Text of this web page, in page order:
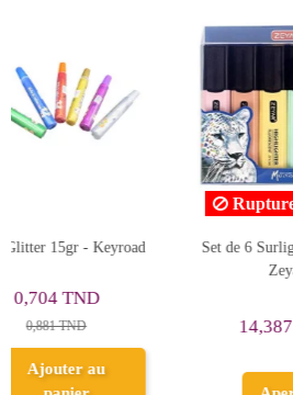
-
Stylo Roller Point-Visco